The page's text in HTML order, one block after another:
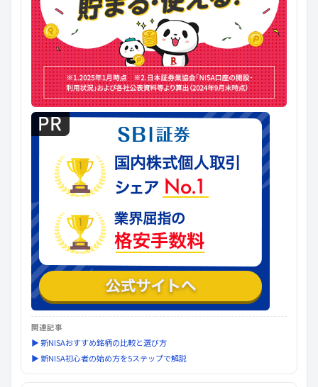
関連記事
▶ 新NISAおすすめ銘柄の比較と選び方
▶ 新NISA初心者の始め方を5ステップで解説